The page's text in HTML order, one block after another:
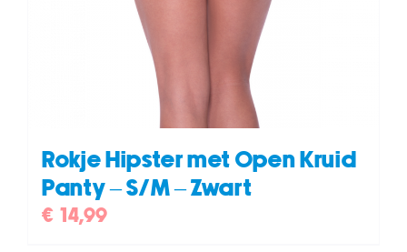
Rokje Hipster met Open Kruid
Panty – S/M – Zwart
€ 14,99